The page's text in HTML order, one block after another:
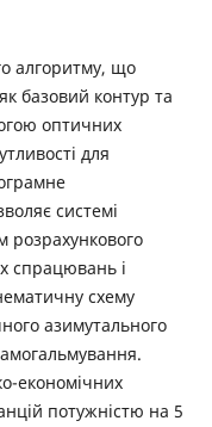
алгоритму, що
базовий контур та
оптичних
для
системі
спрацювань і
схему
азимутального
економічних
потужністю на 5